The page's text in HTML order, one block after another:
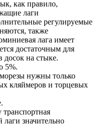
как правило,
лаги
регулируемые
также
лага имеет
достаточным для
досок на стыке.
5%.
нужны только
кляймеров и торцевых
транспортная
лаги значительно